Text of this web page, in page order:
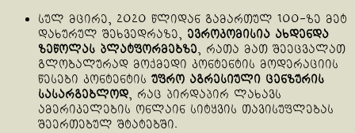
სულ მცირე, 2020 წლიდან გამართულ 100-ზე მეტ
დახურულ შეხვედრაზე, ევროკომისია ახდენდა
ზეწოლას პლატფორმებზე, რათა მათ შეეცვალათ
გლობალურად მოქმედი კონტენტის მოდერაციის
წესები კონტენტის უფრო აგრესიული ცენზურის
სასარგებლოდ, რაც პირდაპირ ლახავს
ამერიკელების ონლაინ სიტყვის თავისუფლებას
შეერთებულ შტატებში.